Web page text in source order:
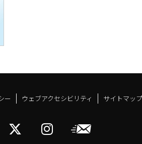
ー ウェブアクセシビリティ サイトマップ
ーキョーアーツ
メールニ